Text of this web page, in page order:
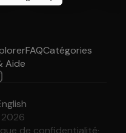
FAQCatégories
Aide
de confidentialité·